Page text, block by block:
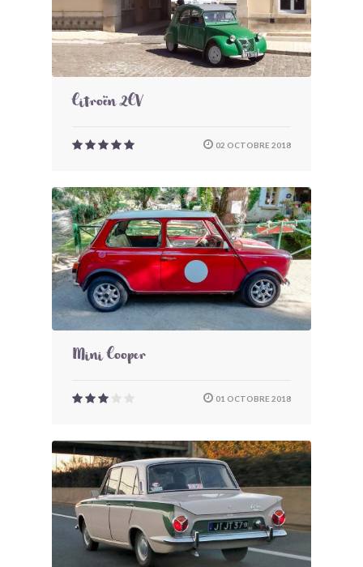
Citroën 2CV
02 OCTOBRE 2018
Mini Cooper
01 OCTOBRE 2018